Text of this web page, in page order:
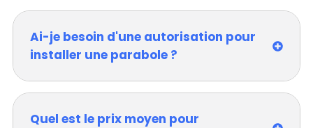
Ai-je besoin d'une autorisation pour
installer une parabole ?
Quel est le prix moyen pour